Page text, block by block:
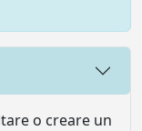
o creare un